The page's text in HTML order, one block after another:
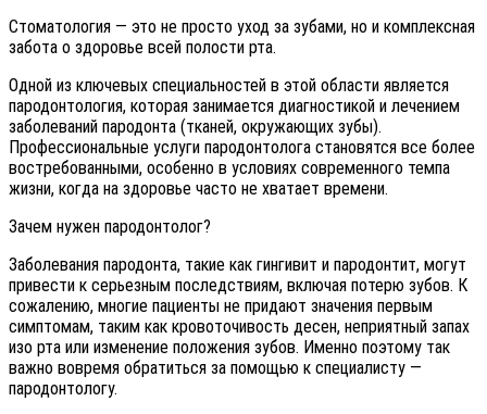
Стоматология — это не просто уход за зубами, но и комплексная
забота о здоровье всей полости рта.
Одной из ключевых специальностей в этой области является
пародонтология, которая занимается диагностикой и лечением
заболеваний пародонта (тканей, окружающих зубы).
Профессиональные услуги пародонтолога становятся все более
востребованными, особенно в условиях современного темпа
жизни, когда на здоровье часто не хватает времени.
Зачем нужен пародонтолог?
Заболевания пародонта, такие как гингивит и пародонтит, могут
привести к серьезным последствиям, включая потерю зубов. К
сожалению, многие пациенты не придают значения первым
симптомам, таким как кровоточивость десен, неприятный запах
изо рта или изменение положения зубов. Именно поэтому так
важно вовремя обратиться за помощью к специалисту —
пародонтологу.